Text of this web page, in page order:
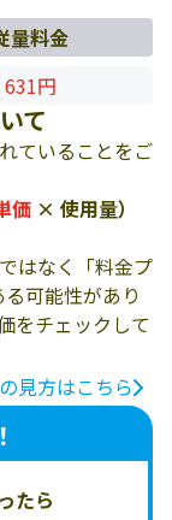
量料金
631円
て
ていることをご
価 × 使用量）
はなく「料金プ
可能性があり
をチェックして
見方はこちら
たら